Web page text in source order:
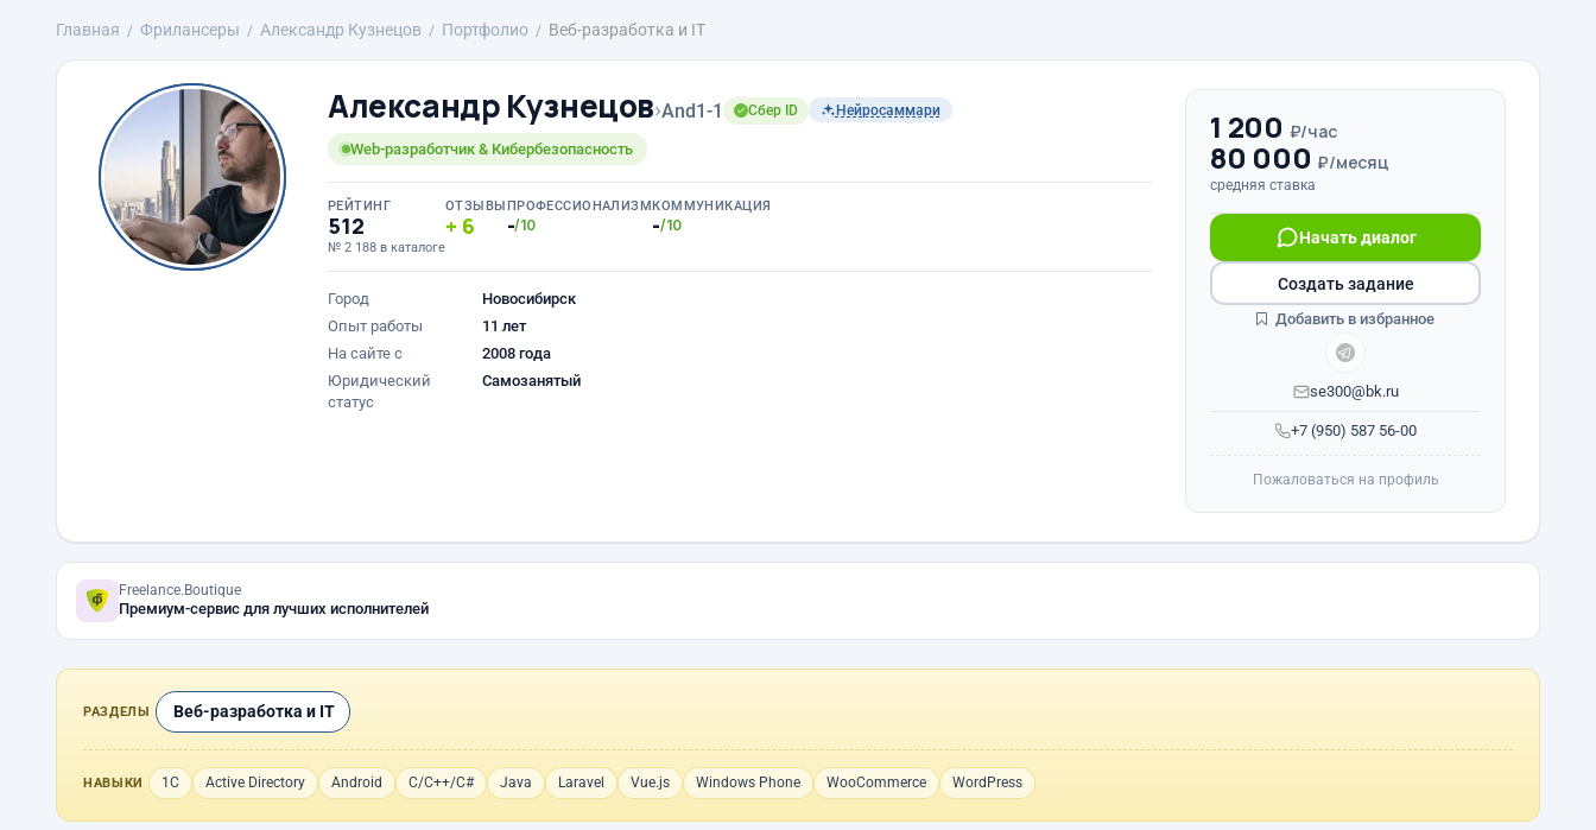
Главная Фрилансеры Александр Кузнецов Портфолио Веб-разработка и IT
Александр Кузнецов›And1-1 Сбер ID Нейросаммари
Web-разработчик & Кибербезопасность
РЕЙТИНГ
512
№ 2 188 в каталоге
ОТЗЫВЫ
6
ПРОФЕССИОНАЛИЗМ
-/10
КОММУНИКАЦИЯ
-/10
Город
Новосибирск
Опыт работы
11 лет
На сайте с
2008 года
Юридический
статус
Самозанятый
1 200 ₽/час
80 000 ₽/месяц
средняя ставка
+7 (950) 587 56-00
Начать диалог
se300@bk.ru
Создать задание
Добавить в избранное
Пожаловаться на профиль
Freelance.Boutique
Премиум-сервис для лучших исполнителей
РАЗДЕЛЫ Веб-разработка и IT
НАВЫКИ 1С Active Directory Android C/C++/C# Java Laravel Vue.js Windows Phone WooCommerce WordPress